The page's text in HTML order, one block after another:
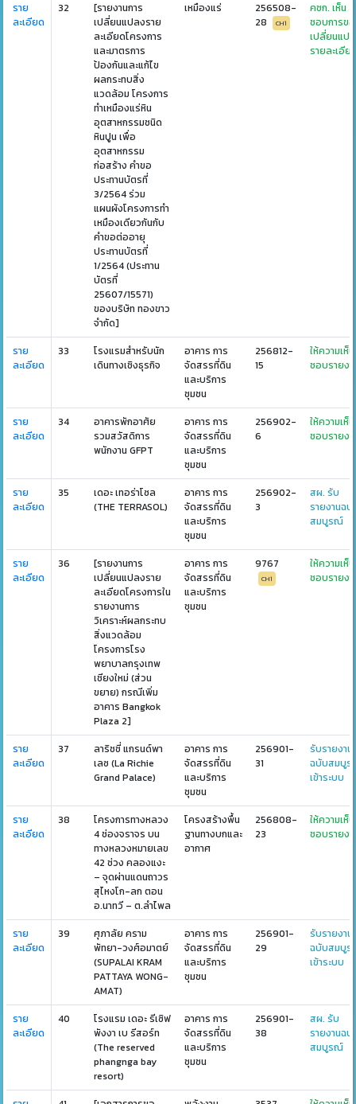
ราย
ละเอียด
32
[รายงานการ
เปลี่ยนแปลงราย
ละเอียดโครงการ
และมาตรการ
ป้องกันและแก้ไข
ผลกระทบสิ่ง
แวดล้อม โครงการ
ทำเหมืองแร่หิน
อุตสาหกรรมชนิด
หินปูน เพื่อ
อุตสาหกรรม
ก่อสร้าง คำขอ
ประทานบัตรที่
3/2564 ร่วม
แผนผังโครงการทำ
เหมืองเดียวกันกับ
คำขอต่ออายุ
ประทานบัตรที่
1/2564 (ประทาน
บัตรที่
25607/15571)
ของบริษัท ทองขาว
จำกัด]
เหมืองแร่
256508-
28
CH1
คชก. เห็น
ชอบการขอ
เปลี่ยนแป
รายละเอีย
ราย
ละเอียด
33
โรงแรมสำหรับนัก
เดินทางเชิงธุรกิจ
อาคาร การ
จัดสรรที่ดิน
และบริการ
ชุมชน
256812-
15
ให้ความเห็น
ชอบรายงา
ราย
ละเอียด
34
อาคารพักอาศัย
รวมสวัสดิการ
พนักงาน GFPT
อาคาร การ
จัดสรรที่ดิน
และบริการ
ชุมชน
256902-
6
ให้ความเห็น
ชอบรายงา
ราย
ละเอียด
35
เดอะ เทอร่าโซล
(THE TERRASOL)
อาคาร การ
จัดสรรที่ดิน
และบริการ
ชุมชน
256902-
3
สผ. รับ
รายงานฉบั
สมบูรณ์
ราย
ละเอียด
36
[รายงานการ
เปลี่ยนแปลงราย
ละเอียดโครงการใน
รายงานการ
วิเคราะห์ผลกระทบ
สิ่งแวดล้อม
โครงการโรง
พยาบาลกรุงเทพ
เชียงใหม่ (ส่วน
ขยาย) กรณีเพิ่ม
อาคาร Bangkok
Plaza 2]
อาคาร การ
จัดสรรที่ดิน
และบริการ
ชุมชน
9767
CH1
ให้ความเห็น
ชอบรายงา
ราย
ละเอียด
37
ลาริชชี่ แกรนด์พา
เลซ (La Richie
Grand Palace)
อาคาร การ
จัดสรรที่ดิน
และบริการ
ชุมชน
256901-
31
รับรายงาน
ฉบับสมบู
เข้าระบบ
ราย
ละเอียด
38
โครงการทางหลวง
4 ช่องจราจร บน
ทางหลวงหมายเลข
42 ช่วง คลองแงะ
– จุดผ่านแดนถาวร
สุไหงโก-ลก ตอน
อ.นาทวี – ต.ลำไพล
โครงสร้างพื้น
ฐานทางบกและ
อากาศ
256808-
23
ให้ความเห็น
ชอบรายงา
ราย
ละเอียด
39
ศุภาลัย คราม
พัทยา-วงศ์อมาตย์
(SUPALAI KRAM
PATTAYA WONG-
AMAT)
อาคาร การ
จัดสรรที่ดิน
และบริการ
ชุมชน
256901-
29
รับรายงาน
ฉบับสมบู
เข้าระบบ
ราย
ละเอียด
40
โรงแรม เดอะ รีเซิฟ
พังงา เบ รีสอร์ท
(The reserved
phangnga bay
resort)
อาคาร การ
จัดสรรที่ดิน
และบริการ
ชุมชน
256901-
38
สผ. รับ
รายงานฉบั
สมบูรณ์